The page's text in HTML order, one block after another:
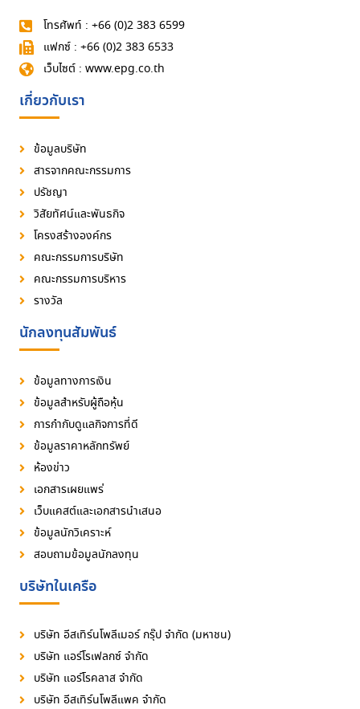
โทรศัพท์ : +66 (0)2 383 6599
แฟกซ์ : +66 (0)2 383 6533
เว็บไซต์ : www.epg.co.th
เกี่ยวกับเรา
ข้อมูลบริษัท
สารจากคณะกรรมการ
ปรัชญา
วิสัยทัศน์และพันธกิจ
โครงสร้างองค์กร
คณะกรรมการบริษัท
คณะกรรมการบริหาร
รางวัล
นักลงทุนสัมพันธ์
ข้อมูลทางการเงิน
ข้อมูลสำหรับผู้ถือหุ้น
การกำกับดูแลกิจการที่ดี
ข้อมูลราคาหลักทรัพย์
ห้องข่าว
เอกสารเผยแพร่
เว็บแคสต์และเอกสารนำเสนอ
ข้อมูลนักวิเคราะห์
สอบถามข้อมูลนักลงทุน
บริษัทในเครือ
บริษัท อีสเทิร์นโพลีเมอร์ กรุ๊ป จำกัด (มหาชน)
บริษัท แอร์โรเฟลกซ์ จำกัด
บริษัท แอร์โรคลาส จำกัด
บริษัท อีสเทิร์นโพลีแพค จำกัด